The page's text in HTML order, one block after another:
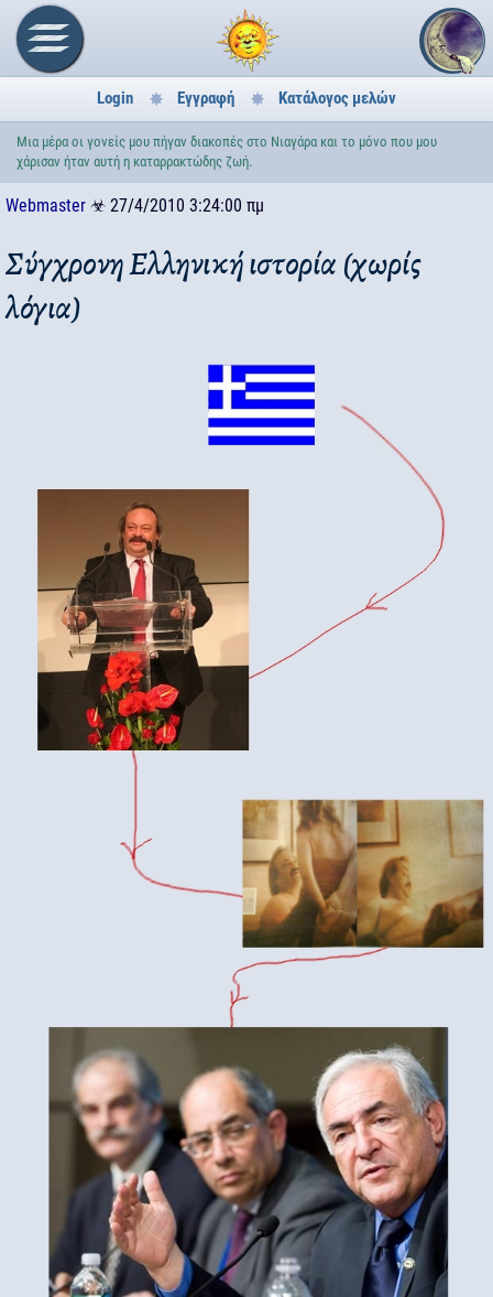
Login Εγγραφή Κατάλογος μελών
Μια μέρα οι γονείς μου πήγαν διακοπές στο Νιαγάρα και το μόνο που μου
χάρισαν ήταν αυτή η καταρρακτώδης ζωή.
Webmaster ☣ 27/4/2010 3:24:00 πμ
Σύγχρονη Ελληνική ιστορία (χωρίς
λόγια)